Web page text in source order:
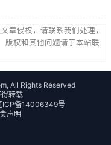
章侵权，请联系我们处理，
版权和其他问题请于本站联
All Rights Reserved
转载
ICP备14006349号
声明